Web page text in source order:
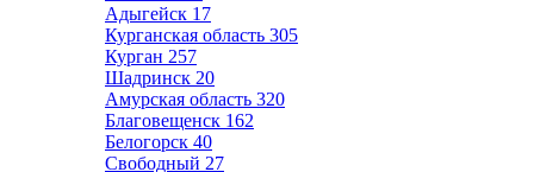
Адыгейск 17
Курганская область 305
Курган 257
Шадринск 20
Амурская область 320
Благовещенск 162
Белогорск 40
Свободный 27